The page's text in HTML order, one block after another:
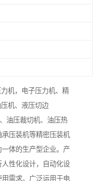
机，电子压力机、精
机、液压切边
油压裁切机、油压热
压装机等精密压装机
体的生产型企业。产
性化设计，自动化设
需求。广泛运用于电